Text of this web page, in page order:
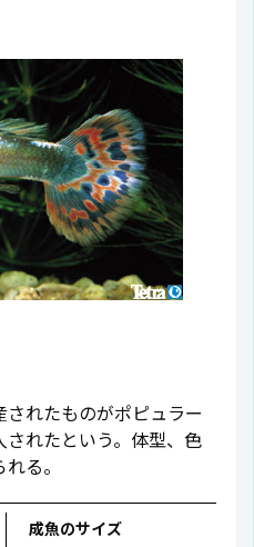
れたものがポピュラー
れたという。体型、色
る。
成魚のサイズ